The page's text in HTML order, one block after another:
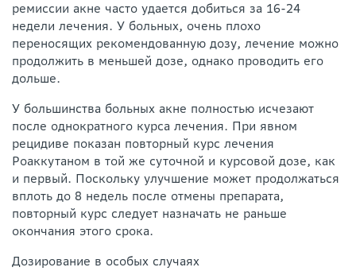
ремиссии акне часто удается добиться за 16-24
недели лечения. У больных, очень плохо
переносящих рекомендованную дозу, лечение можно
продолжить в меньшей дозе, однако проводить его
дольше.
У большинства больных акне полностью исчезают
после однократного курса лечения. При явном
рецидиве показан повторный курс лечения
Роаккутаном в той же суточной и курсовой дозе, как
и первый. Поскольку улучшение может продолжаться
вплоть до 8 недель после отмены препарата,
повторный курс следует назначать не раньше
окончания этого срока.
Дозирование в особых случаях